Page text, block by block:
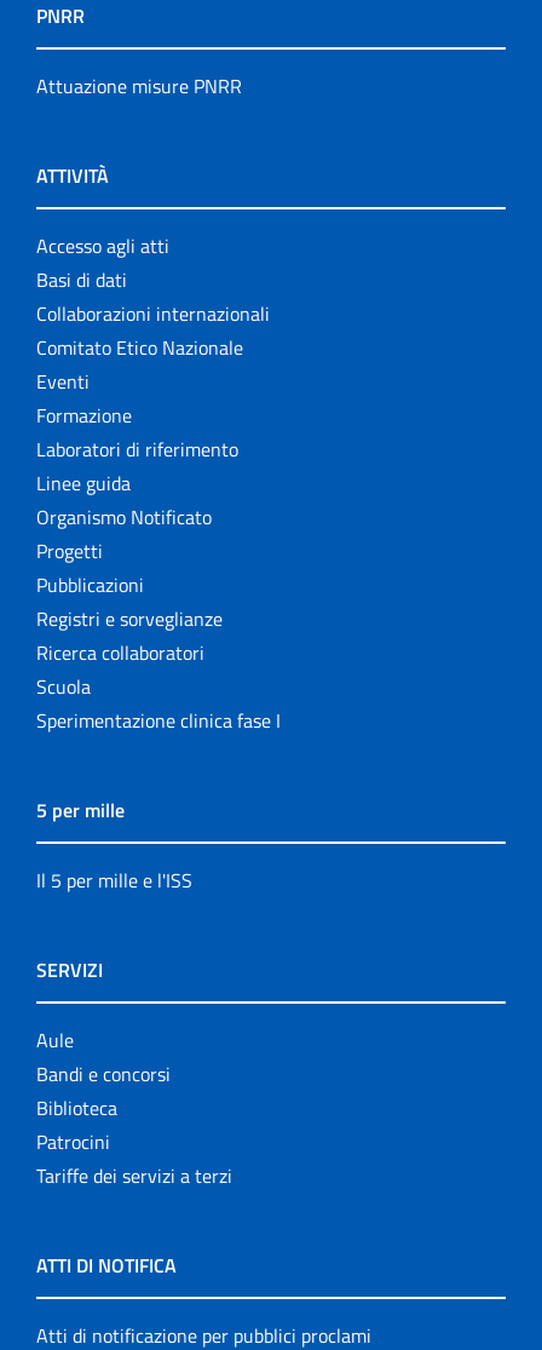
PNRR
Attuazione misure PNRR
ATTIVITÀ
Accesso agli atti
Basi di dati
Collaborazioni internazionali
Comitato Etico Nazionale
Eventi
Formazione
Laboratori di riferimento
Linee guida
Organismo Notificato
Progetti
Pubblicazioni
Registri e sorveglianze
Ricerca collaboratori
Scuola
Sperimentazione clinica fase I
5 per mille
Il 5 per mille e l'ISS
SERVIZI
Aule
Bandi e concorsi
Biblioteca
Patrocini
Tariffe dei servizi a terzi
ATTI DI NOTIFICA
Atti di notificazione per pubblici proclami